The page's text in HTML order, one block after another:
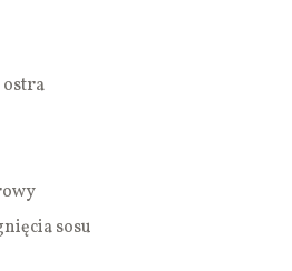
sosu